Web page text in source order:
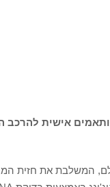
המשלבת את חזית